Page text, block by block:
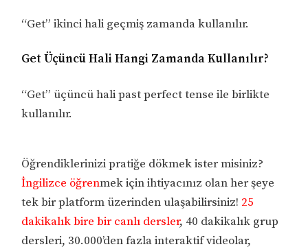
“Get” ikinci hali geçmiş zamanda kullanılır.
Get Üçüncü Hali Hangi Zamanda Kullanılır?
“Get” üçüncü hali past perfect tense ile birlikte
kullanılır.
Öğrendiklerinizi pratiğe dökmek ister misiniz?
İngilizce öğrenmek için ihtiyacınız olan her şeye
tek bir platform üzerinden ulaşabilirsiniz! 25
dakikalık bire bir canlı dersler, 40 dakikalık grup
dersleri, 30.000’den fazla interaktif videolar,